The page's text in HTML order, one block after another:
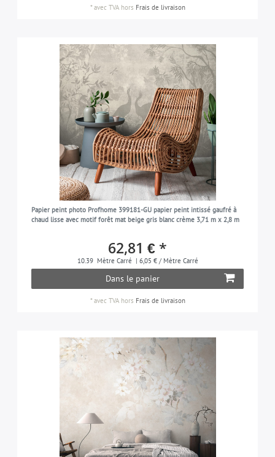
*avec TVAhors Frais de livraison
Papier peint photo Profhome 399181-GU papier peint intissé gaufré à
chaud lisse avec motif forêt mat beige gris blanc crème 3,71 m x 2,8 m
62,81 € *
10.39 Mètre Carré | 6,05 € / Mètre Carré
Dans le panier
*avec TVAhors Frais de livraison